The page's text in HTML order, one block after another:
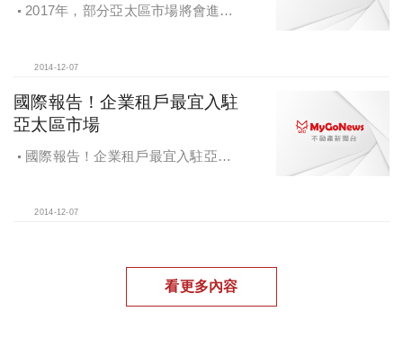
2017年，部分亞太區市場將會進入
2014-12-07
國際報告！企業租戶最宜入駐
亞太區市場
國際報告！企業租戶最宜入駐亞太
2014-12-07
看更多內容